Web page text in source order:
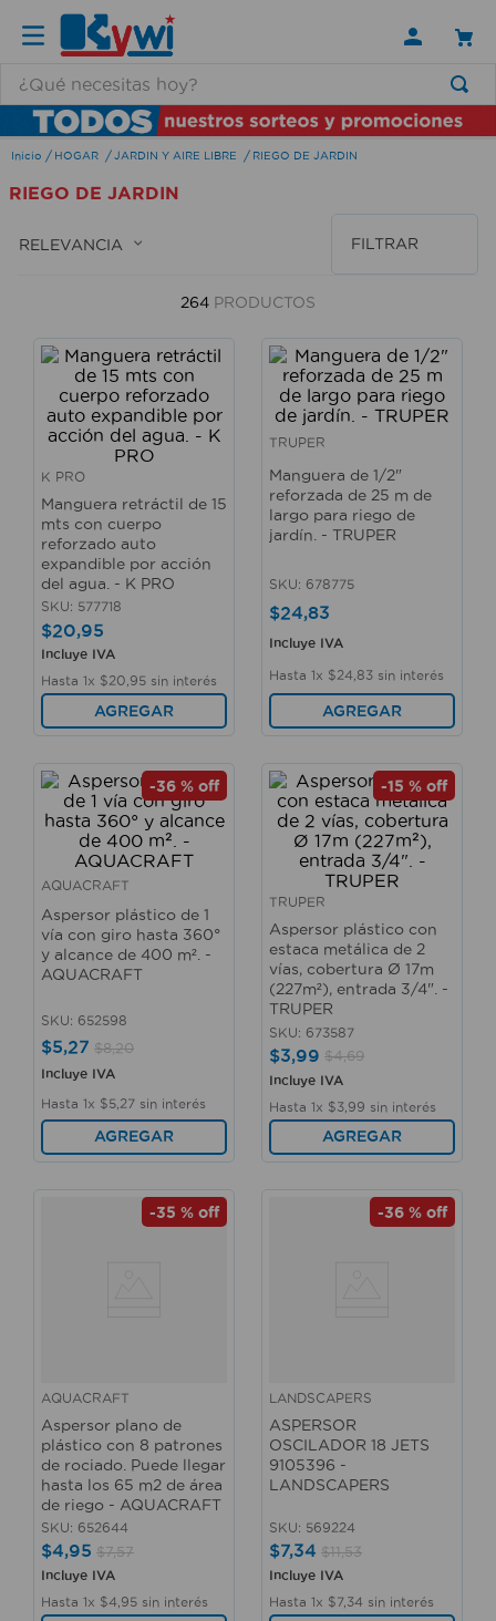
HOGAR JARDIN Y AIRE LIBRE RIEGO DE JARDIN
RIEGO DE JARDIN
RELEVANCIA FILTRAR
264 PRODUCTOS
K PRO
Manguera retráctil de 15
mts con cuerpo
reforzado auto
expandible por acción
del agua. - K PRO
SKU: 577718
$20,95
Incluye IVA
Hasta 1x $20 95 sin interés
AGREGAR
TRUPER
Manguera de 1/2"
reforzada de 25 m de
largo para riego de
jardín. - TRUPER
SKU: 678775
$24,83
Incluye IVA
Hasta 1x $24 83 sin interés
AGREGAR
-36 % off
AQUACRAFT
Aspersor plástico de 1
vía con giro hasta 360°
y alcance de 400 m². -
AQUACRAFT
SKU: 652598
$5,27 $8,20
Incluye IVA
Hasta 1x $5 27 sin interés
AGREGAR
-15 % off
TRUPER
Aspersor plástico con
estaca metálica de 2
vías, cobertura Ø 17m
(227m²), entrada 3/4". -
TRUPER
SKU: 673587
$3,99 $4,69
Incluye IVA
Hasta 1x $3 99 sin interés
AGREGAR
-35 % off
AQUACRAFT
Aspersor plano de
plástico con 8 patrones
de rociado. Puede llegar
hasta los 65 m2 de área
de riego - AQUACRAFT
SKU: 652644
$4,95 $7,57
Incluye IVA
Hasta 1x $4 95 sin interés
-36 % off
LANDSCAPERS
ASPERSOR
OSCILADOR 18 JETS
9105396 -
LANDSCAPERS
SKU: 569224
$7,34 $11,53
Incluye IVA
Hasta 1x $7, 34 sin interés
TÉRMINOS MÁS BUSCADOS
1.
lamparas
2.
ducha
3.
silla
escritorio
cerradura
aspiradora
lavamanos
taladro